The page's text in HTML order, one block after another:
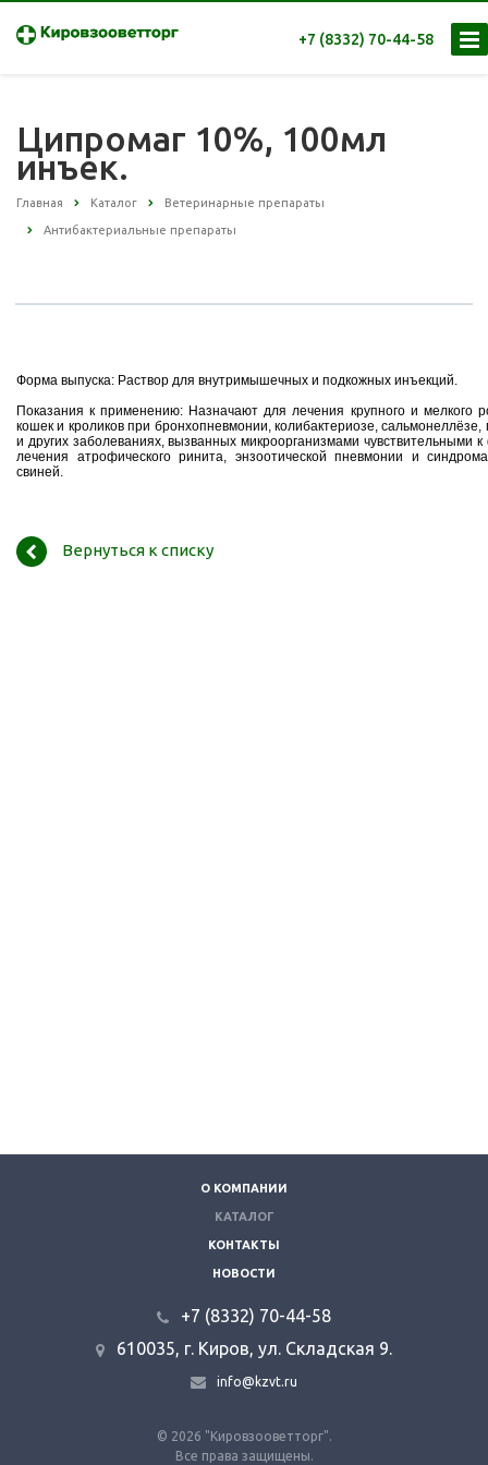
+7 (8332) 70-44-58
Ципромаг 10%, 100мл
инъек.
Главная Каталог Ветеринарные препараты
Антибактериальные препараты
Форма выпуска: Раствор для внутримышечных и подкожных инъекций.
Показания к применению: Назначают для лечения крупного и мелкого
кошек и кроликов при бронхопневмонии, колибактериозе,
и других заболеваниях, вызванных микроорганизмами чувствительными
лечения атрофического ринита, энзоотической пневмонии и
свиней.
Вернуться к списку
© 2026 "Кировзооветторг".
Все права защищены.
О КОМПАНИИ
КАТАЛОГ
КОНТАКТЫ
НОВОСТИ
+7 (8332) 70-44-58
610035, г. Киров, ул. Складская 9.
info@kzvt.ru